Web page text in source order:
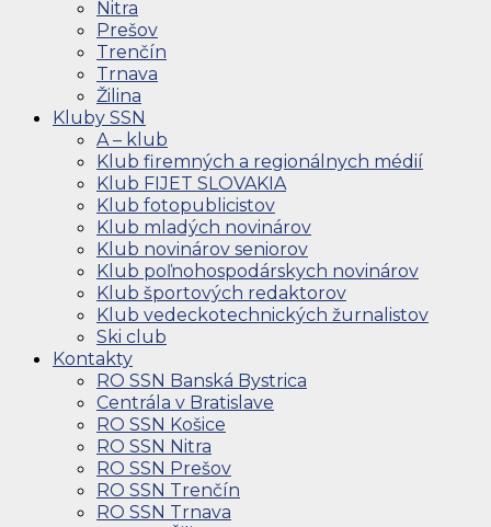
Nitra
Prešov
Trenčín
Trnava
Žilina
Kluby SSN
A – klub
Klub firemných a regionálnych médií
Klub FIJET SLOVAKIA
Klub fotopublicistov
Klub mladých novinárov
Klub novinárov seniorov
Klub poľnohospodárskych novinárov
Klub športových redaktorov
Klub vedeckotechnických žurnalistov
Ski club
Kontakty
RO SSN Banská Bystrica
Centrála v Bratislave
RO SSN Košice
RO SSN Nitra
RO SSN Prešov
RO SSN Trenčín
RO SSN Trnava